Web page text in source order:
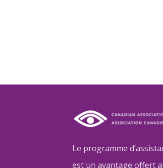
Le programme
est un avantage offert